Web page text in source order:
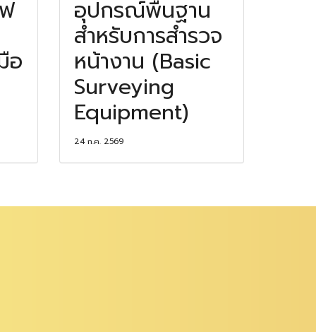
อ
อุปกรณ์พื้นฐาน
สำหรับการสำรวจ
หน้างาน (Basic
Surveying
Equipment)
24 ก.ค. 2569